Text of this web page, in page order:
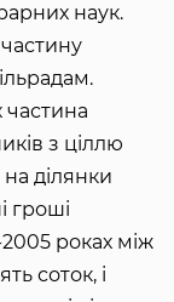
наук.
частина
з ціллю
ділянки
гроші
роках між
соток, і